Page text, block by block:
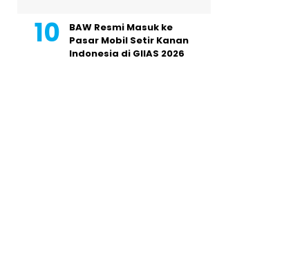
BAW Resmi Masuk ke
Pasar Mobil Setir Kanan
Indonesia di GIIAS 2026